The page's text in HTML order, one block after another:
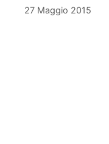
27 Maggio 2015